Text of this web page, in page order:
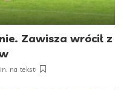
Zawisza wrócił z
na tekst